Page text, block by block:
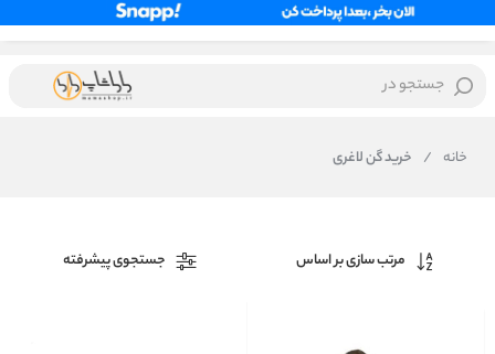
جستجو در
خانه / خرید گن لاغری
مرتب سازی بر اساس جستجوی پیشرفته